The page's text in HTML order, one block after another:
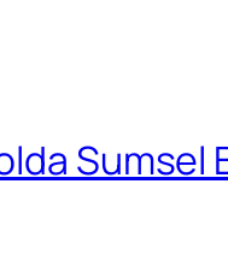
Sumsel